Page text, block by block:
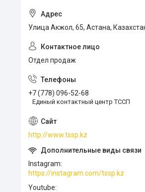
Улица Акжол, 65, Астана,
Отдел продаж
+7 (778) 096-52-68
Единый контактный центр ТССП
http://www.tssp.kz
Instagram
https://instagram.com/tssp.kz
Youtube